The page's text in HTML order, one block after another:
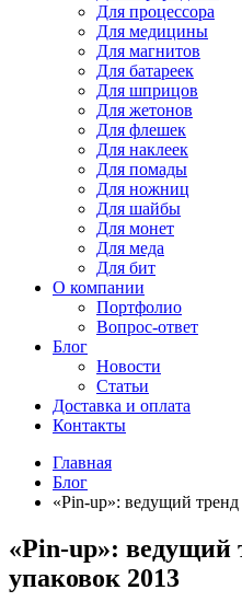
Для процессора
Для медицины
Для магнитов
Для батареек
Для шприцов
Для жетонов
Для флешек
Для наклеек
Для помады
Для ножниц
Для шайбы
Для монет
Для меда
Для бит
О компании
Портфолио
Вопрос-ответ
Блог
Новости
Статьи
Доставка и оплата
Контакты
Главная
Блог
«Pin-up»: ведущий
«Pin-up»: ведущий
упаковок 2013